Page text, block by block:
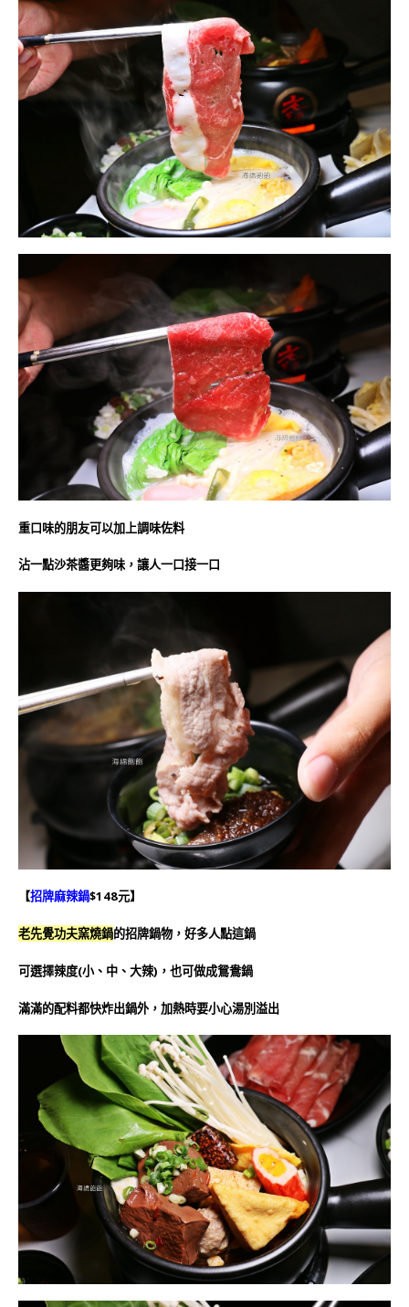
重口味的朋友可以加上調味佐料
沾一點沙茶醬更夠味，讓人一口接一口
【招牌麻辣鍋$148元】
老先覺功夫窯燒鍋的招牌鍋物，好多人點這鍋
可選擇辣度(小、中、大辣)， 也可做成鴛鴦鍋
滿滿的配料都快炸出鍋外，加熱時要小心湯別溢出